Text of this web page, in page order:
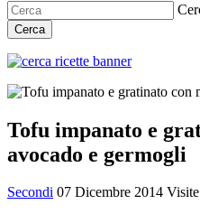
Cerca
Tofu impanato e
avocado e germogli
Secondi 07 Dicembre 2014